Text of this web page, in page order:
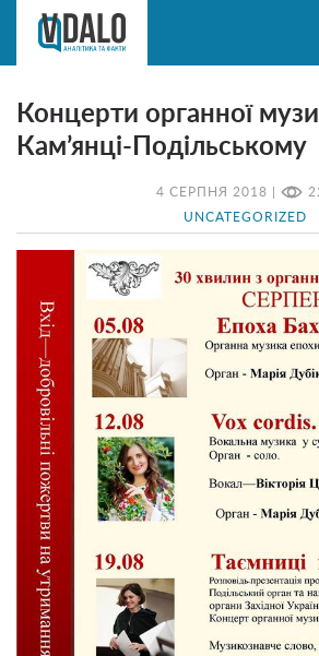
4 СЕРПНЯ 2018 |
UNCATEGORIZED
Концерти органної
Кам’янці-Подільському